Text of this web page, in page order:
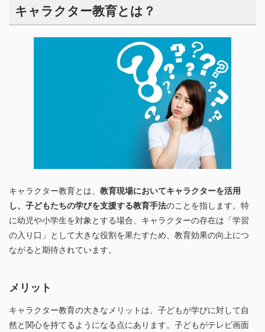
キャラクター教育とは？
キャラクター教育とは、 教育現場においてキャラクターを活用
し、子どもたちの学びを支援する教育手法のことを指します。特
に幼児や小学生を対象とする場合、キャラクターの存在は「学習
の入り口」として大きな役割を果たすため、教育効果の向上につ
ながると期待されています。
メリット
キャラクター教育の大きなメリットは、子どもが学びに対して自
然と関心を持てるようになる点にあります。子どもがテレビ画面